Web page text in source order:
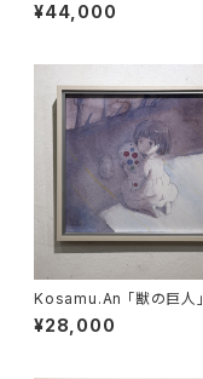
¥44,000
Kosamu.An 「獣の巨人」
¥28,000